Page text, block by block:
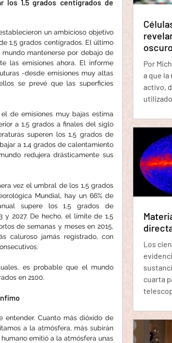
los 1,5 grados centígrados de
un ambicioso objetivo
1,5 grados centígrados. El último
mantenerse por debajo de
las emisiones ahora. El informe
-desde emisiones muy altas
se prevé que las superficies
de emisiones muy bajas estima
a 1,5 grados a finales del siglo
superen los 1,5 grados de
a 1,4 grados de calentamiento
redujera drásticamente sus
vez el umbral de los 1,5 grados
Mundial, hay un 66% de
supere los 1,5 grados de
2027. De hecho, el límite de 1,5
de semanas y meses en 2015,
caluroso jamás registrado, con
es probable que el mundo
en 2100.
entender. Cuanto más dióxido de
a la atmósfera, más subirán
emitió a la atmósfera unas
Por Michael Le
a que la
activo,
de
mayor
estar
Los
cuarta